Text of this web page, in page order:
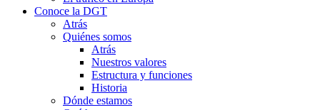
Conoce la DGT
Atrás
Quiénes somos
Atrás
Nuestros valores
Estructura y funciones
Historia
Dónde estamos